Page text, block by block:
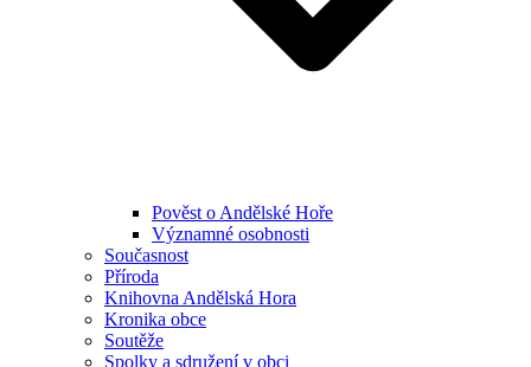
Pověst o Andělské Hoře
Významné osobnosti
Současnost
Příroda
Knihovna Andělská Hora
Kronika obce
Soutěže
Spolky a sdružení v obci